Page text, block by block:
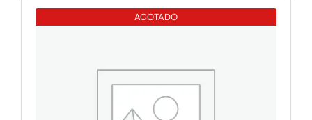
ROK
AGOTADO